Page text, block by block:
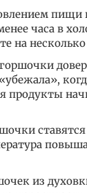
пищи
часа в
на несколько
продукты
из